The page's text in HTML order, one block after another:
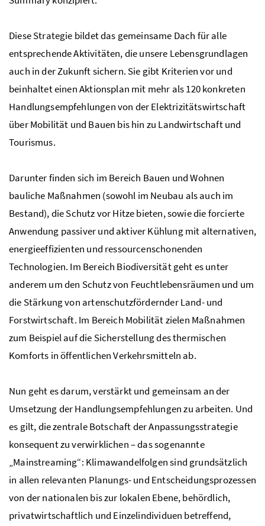
Diese Strategie bildet das gemeinsame Dach für alle
entsprechende Aktivitäten, die unsere Lebensgrundlagen
auch in der Zukunft sichern. Sie gibt Kriterien vor und
beinhaltet einen Aktionsplan mit mehr als 120 konkreten
Handlungsempfehlungen von der Elektrizitätswirtschaft
über Mobilität und Bauen bis hin zu Landwirtschaft und
Tourismus.
Darunter finden sich im Bereich Bauen und Wohnen
bauliche Maßnahmen (sowohl im Neubau als auch im
Bestand), die Schutz vor Hitze bieten, sowie die forcierte
Anwendung passiver und aktiver Kühlung mit alternativen,
energieeffizienten und ressourcenschonenden
Technologien. Im Bereich Biodiversität geht es unter
anderem um den Schutz von Feuchtlebensräumen und um
die Stärkung von artenschutzfördernderLand- und
Forstwirtschaft. Im Bereich Mobilität zielen Maßnahmen
zum Beispiel auf die Sicherstellung des thermischen
Komforts in öffentlichen Verkehrsmitteln ab.
Nun geht es darum, verstärkt und gemeinsam an der
Umsetzung der Handlungsempfehlungen zu arbeiten. Und
es gilt, die zentrale Botschaft der Anpassungsstrategie
konsequent zu verwirklichen – das sogenannte
„Mainstreaming“: Klimawandelfolgen sind grundsätzlich
in allen relevanten Planungs- und Entscheidungsprozessen
von der nationalen bis zur lokalen Ebene, behördlich,
privatwirtschaftlich und Einzelindividuen betreffend,